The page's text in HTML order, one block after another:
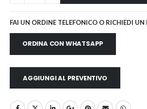
FAI UN ORDINE TELEFONICO O RICHIEDI UN
ORDINA CON WHATSAPP
AGGIUNGI AL PREVENTIVO